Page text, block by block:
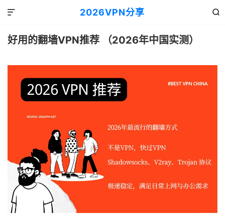
2026VPN分享 

好用的翻墙VPN推荐 （2026年中国实测）